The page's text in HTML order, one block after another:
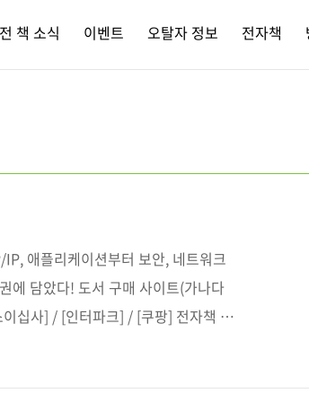
책 소식 이벤트 오탈자 정보 전자책
애플리케이션부터 보안, 네트워크
에 담았다! 도서 구매 사이트(가나다
십사] / [인터파크] / [쿠팡] 전자책 구
스] [알라딘] [예스이십사] 출판사 제